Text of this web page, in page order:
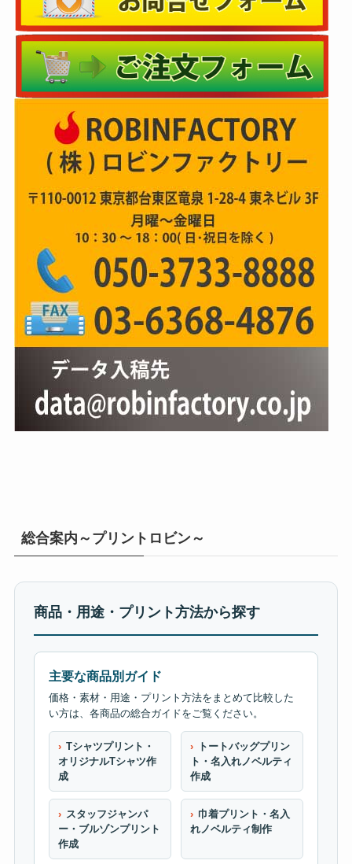
総合案内～プリントロビン～
商品・用途・プリント方法から探す
主要な商品別ガイド
価格・素材・用途・プリント方法をまとめて比較した
い方は、各商品の総合ガイドをご覧ください。
Tシャツプリント・
オリジナルTシャツ作
成
トートバッグプリン
ト・名入れノベルティ
作成
スタッフジャンパ
ー・ブルゾンプリント
作成
巾着プリント・名入
れノベルティ制作